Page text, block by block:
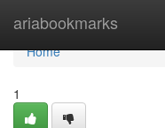
ariabookmarks
Home
Home
1